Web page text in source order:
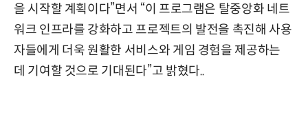
을 시작할 계획이다”면서 “이 프로그램은 탈중앙화 네트
워크 인프라를 강화하고 프로젝트의 발전을 촉진해 사용
자들에게 더욱 원활한 서비스와 게임 경험을 제공하는
데 기여할 것으로 기대된다”고 밝혔다..